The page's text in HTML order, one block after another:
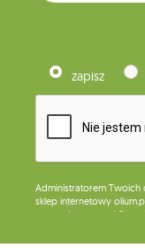
zapisz
Administratorem
sklep internetowy
gospodarczą pod
Centralnej Ewidencji i
głównego miejsca